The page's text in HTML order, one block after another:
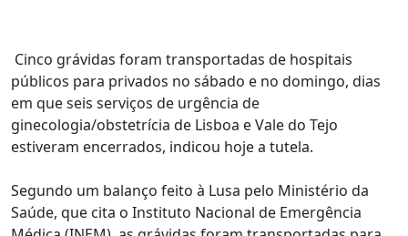
Cinco grávidas foram transportadas de hospitais
públicos para privados no sábado e no domingo, dias
em que seis serviços de urgência de
ginecologia/obstetrícia de Lisboa e Vale do Tejo
estiveram encerrados, indicou hoje a tutela.
Segundo um balanço feito à Lusa pelo Ministério da
Saúde, que cita o Instituto Nacional de Emergência